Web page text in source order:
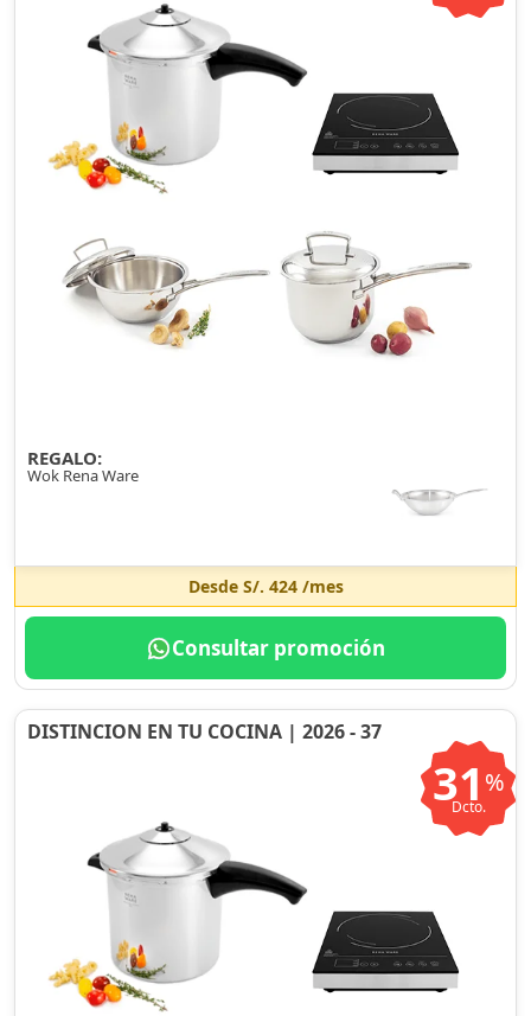
REGALO:
Wok Rena Ware
Desde S/. 424/mes
Consultar promoción
DISTINCION EN TU COCINA | 2026 - 37
31 %
Dcto.